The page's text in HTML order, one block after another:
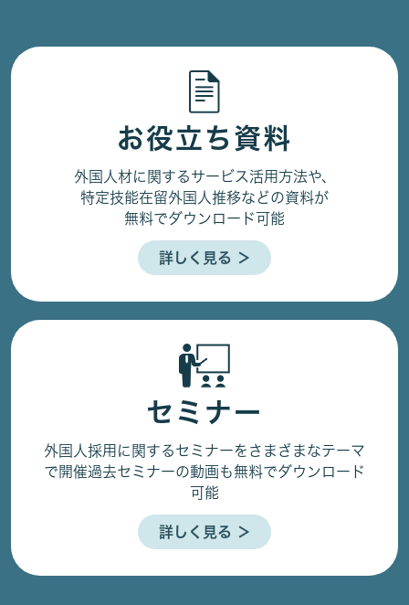
お役立ち資料
外国人材に関するサービス活用方法や、
特定技能在留外国人推移などの資料が
無料でダウンロード可能
詳しく見る ＞
セミナー
外国人採用に関するセミナーをさまざまなテーマ
で開催過去セミナーの動画も無料でダウンロード
可能
詳しく見る ＞